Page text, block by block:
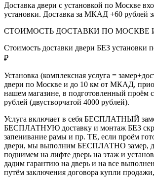
Доставка двери с установкой по Москве
установки. Доставка за МКАД +60 рублей
СТОИМОСТЬ ДОСТАВКИ ПО МОСКВЕ
Стоимость доставки двери БЕЗ
₽
Установка (комплексная услуга =
двери по Москве и до 10 км от МКАД,
нашем магазине, в подготовленный проём
рублей (двустворчатой 4000 рублей).
Услуга включает в себя БЕСПЛАТНЫЙ
БЕСПЛАТНУЮ доставку и монтаж БЕЗ
запенивание рамы и пр. ТЕ, если проём
двери, мы выполним БЕСПЛАТНО замер,
поднимем на лифте дверь на этаж и
дадим гарантию на дверь и на все
путём заключения договора купли